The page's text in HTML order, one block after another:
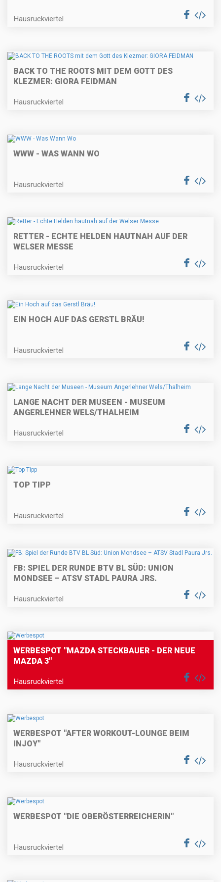
Hausruckviertel
BACK TO THE ROOTS MIT DEM GOTT DES
KLEZMER: GIORA FEIDMAN
Hausruckviertel
WWW - WAS WANN WO
Hausruckviertel
RETTER - ECHTE HELDEN HAUTNAH AUF DER
WELSER MESSE
Hausruckviertel
EIN HOCH AUF DAS GERSTL BRÄU!
Hausruckviertel
LANGE NACHT DER MUSEEN - MUSEUM
ANGERLEHNER WELS/THALHEIM
Hausruckviertel
TOP TIPP
Hausruckviertel
FB: SPIEL DER RUNDE BTV BL SÜD: UNION
MONDSEE – ATSV STADL PAURA JRS.
Hausruckviertel
WERBESPOT "MAZDA STECKBAUER - DER NEUE
MAZDA 3"
Hausruckviertel
WERBESPOT "AFTER WORKOUT-LOUNGE BEIM
INJOY"
Hausruckviertel
WERBESPOT "DIE OBERÖSTERREICHERIN"
Hausruckviertel